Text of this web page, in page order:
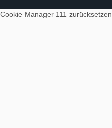
Cookie Manager 111 zurücksetzen